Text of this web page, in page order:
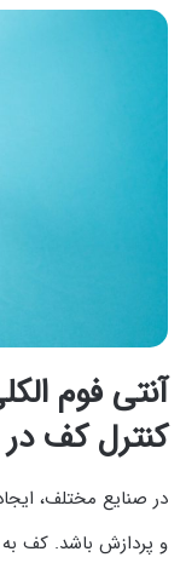
آنتی فوم
کنترل کف
در صنایع مختلف،
و پردازش باشد. کف